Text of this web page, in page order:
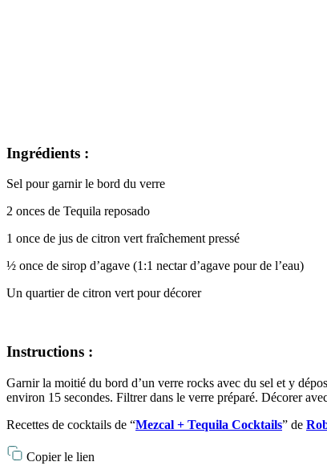
Ingrédients :
Sel pour garnir le bord du verre
2 onces de Tequila reposado
1 once de jus de citron vert fraîchement pressé
½ once de sirop d’agave (1:1 nectar d’agave pour de l’eau)
Un quartier de citron vert pour décorer
Instructions :
Garnir la moitié du bord d’un verre rocks avec du sel et y
environ 15 secondes. Filtrer dans le verre préparé. Décorer
Recettes de cocktails de “Mezcal + Tequila Cocktails” de
Copier le lien